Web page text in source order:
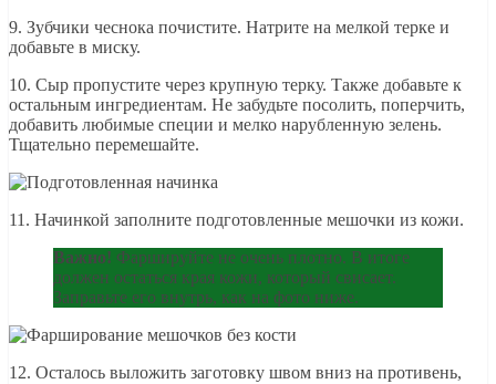
9. Зубчики чеснока почистите. Натрите на мелкой терке и
добавьте в миску.
10. Сыр пропустите через крупную терку. Также добавьте к
остальным ингредиентам. Не забудьте посолить, поперчить,
добавить любимые специи и мелко нарубленную зелень.
Тщательно перемешайте.
11. Начинкой заполните подготовленные мешочки из кожи.
Важно! Фаршируйте не очень плотно. В итоге
должен остаться края кожи, который свисает.
Заправьте его внутрь, как на фото ниже.
12. Осталось выложить заготовку швом вниз на противень,